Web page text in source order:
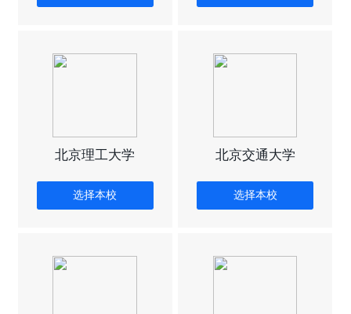
北京理工大学
选择本校
北京交通大学
选择本校